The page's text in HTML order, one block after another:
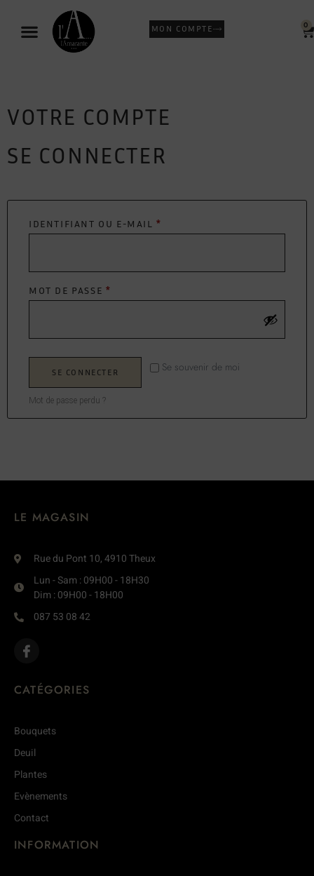
MON COMPTE 0
VOTRE COMPTE
SE CONNECTER
IDENTIFIANT OU E-MAIL*
MOT DE PASSE *
Se souvenir de moi
SE CONNECTER
Mot de passe perdu ?
LE MAGASIN
Rue du Pont 10, 4910 Theux
Lun - Sam : 09H00 - 18H30
Dim : 09H00 - 18H00
087 53 08 42
CATÉGORIES
Bouquets
Deuil
Plantes
Evènements
Contact
INFORMATION